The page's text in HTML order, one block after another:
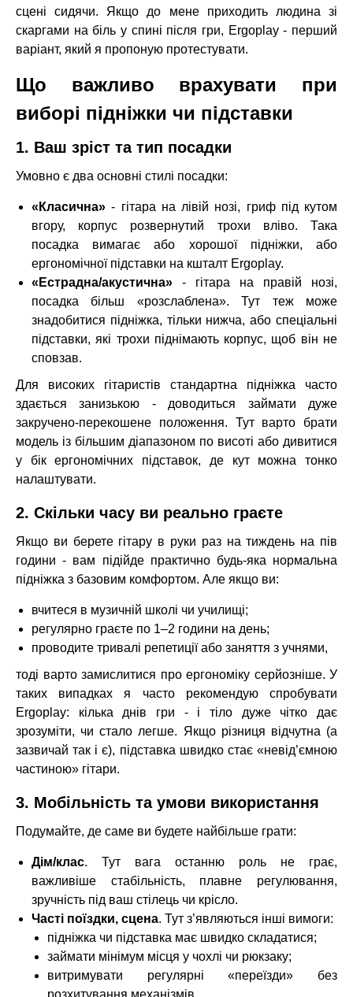
сцені сидячи. Якщо до мене приходить людина зі
скаргами на біль у спині після гри, Ergoplay - перший
варіант, який я пропоную протестувати.
Що важливо врахувати при
виборі підніжки чи підставки
1. Ваш зріст та тип посадки
Умовно є два основні стилі посадки:
«Класична» - гітара на лівій нозі, гриф під кутом
вгору, корпус розвернутий трохи вліво. Така
посадка вимагає або хорошої підніжки, або
ергономічної підставки на кшталт Ergoplay.
«Естрадна/акустична» - гітара на правій нозі,
посадка більш «розслаблена». Тут теж може
знадобитися підніжка, тільки нижча, або спеціальні
підставки, які трохи піднімають корпус, щоб він не
сповзав.
Для високих гітаристів стандартна підніжка часто
здається занизькою - доводиться займати дуже
закручено-перекошене положення. Тут варто брати
модель із більшим діапазоном по висоті або дивитися
у бік ергономічних підставок, де кут можна тонко
налаштувати.
2. Скільки часу ви реально граєте
Якщо ви берете гітару в руки раз на тиждень на пів
години - вам підійде практично будь-яка нормальна
підніжка з базовим комфортом. Але якщо ви:
вчитеся в музичній школі чи училищі;
регулярно граєте по 1–2 години на день;
проводите тривалі репетиції або заняття з учнями,
тоді варто замислитися про ергономіку серйозніше. У
таких випадках я часто рекомендую спробувати
Ergoplay: кілька днів гри - і тіло дуже чітко дає
зрозуміти, чи стало легше. Якщо різниця відчутна (а
зазвичай так і є), підставка швидко стає «невід’ємною
частиною» гітари.
3. Мобільність та умови використання
Подумайте, де саме ви будете найбільше грати:
Дім/клас. Тут вага останню роль не грає,
важливіше стабільність, плавне регулювання,
зручність під ваш стілець чи крісло.
Часті поїздки, сцена. Тут з’являються інші вимоги:
підніжка чи підставка має швидко складатися;
займати мінімум місця у чохлі чи рюкзаку;
витримувати регулярні «переїзди» без
розхитування механізмів.